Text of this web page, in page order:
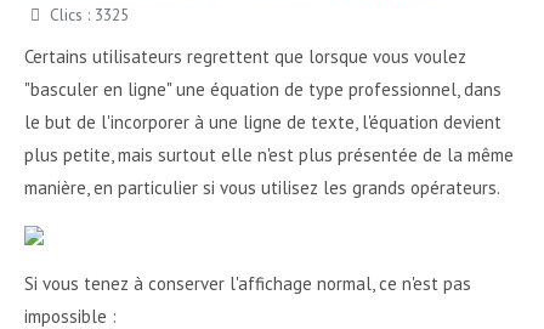
Clics : 3325
Certains utilisateurs regrettent que lorsque vous voulez
"basculer en ligne" une équation de type professionnel, dans
le but de l'incorporer à une ligne de texte, l'équation devient
plus petite, mais surtout elle n'est plus présentée de la même
manière, en particulier si vous utilisez les grands opérateurs.
Si vous tenez à conserver l'affichage normal, ce n'est pas
impossible :